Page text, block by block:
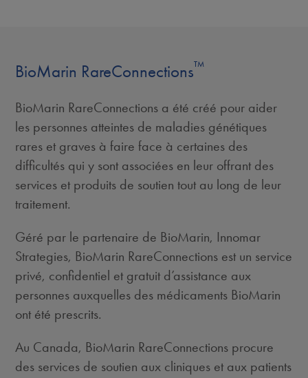
BioMarin RareConnections™
BioMarin RareConnections a été créé pour aider
les personnes atteintes de maladies génétiques
rares et graves à faire face à certaines des
difﬁcultés qui y sont associées en leur offrant des
services et produits de soutien tout au long de leur
traitement.
Géré par le partenaire de BioMarin, Innomar
Strategies, BioMarin RareConnections est un service
privé, conﬁdentiel et gratuit d’assistance aux
personnes auxquelles des médicaments BioMarin
ont été prescrits.
Au Canada, BioMarin RareConnections procure
des services de soutien aux cliniques et aux patients